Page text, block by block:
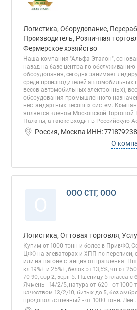
Логистика, Оборудование,
Производитель, Розничная
Фермерское хозяйство
Наша компания "Альфа-Эталон",
назад на базе центра по обслуживанию
оборудования, сегодня занимает
среди производителей автомобильных
весов автомобильных электронных),
оборудования промышленного
нестандартных весовых систем.
является членом Московской
Палаты, а также входит в Российскую
Россия, Москва ИНН:
О
ООО СТГ, ООО
Логистика, Оптовая торговля,
Купим от 1000 тонн и более в ПривФО,
ЦФО на элеваторах и ХПП по переписи,
или на вагоне станция отправления.
кл 19%+ и 25%+, белок от 13,5%, чп от
70-90, сор 2, зерн 5. Пшеницу 5 класса с
Ячмень - 14/2/5, натура от 620 - от 1000
качеством 13/2/10, битых до 5, без
продовольственный - от 1000 тонн. Лен...